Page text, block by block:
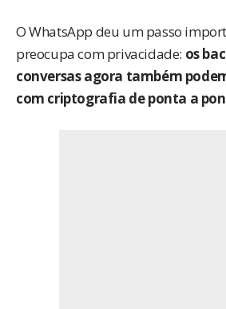
O WhatsApp deu um passo
preocupa com privacidade: os
conversas agora também
com criptografia de ponta a